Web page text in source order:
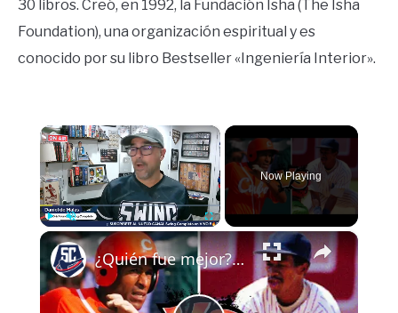
30 libros. Creó, en 1992, la Fundación Isha (The Isha
Foundation), una organización espiritual y es
conocido por su libro Bestseller «Ingeniería Interior».
×
Play Unmute
Now Playing
×
¿Quién fue mejor? Germán Mesa o Luis Ulacia- TENEMOS UNA RESPUESTA